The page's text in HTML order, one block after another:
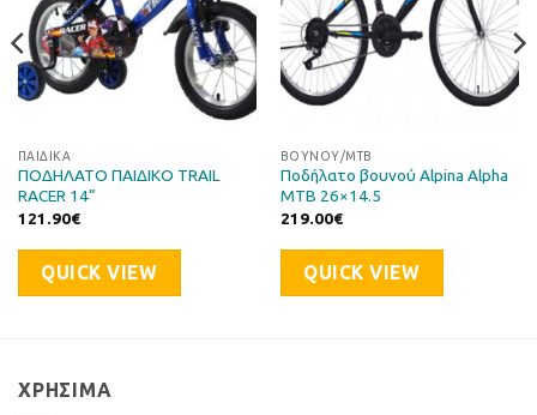
ΠΑΙΔΙΚΆ
ΠΟΔΗΛΑΤΟ ΠΑΙΔΙΚΟ TRAIL
RACER 14”
121.90€
QUICK VIEW
ΒΟΥΝΟΎ/ΜΤΒ
Ποδήλατο βουνού Alpina Alpha
MTB 26×14.5
219.00€
QUICK VIEW
ΧΡΉΣΙΜΑ